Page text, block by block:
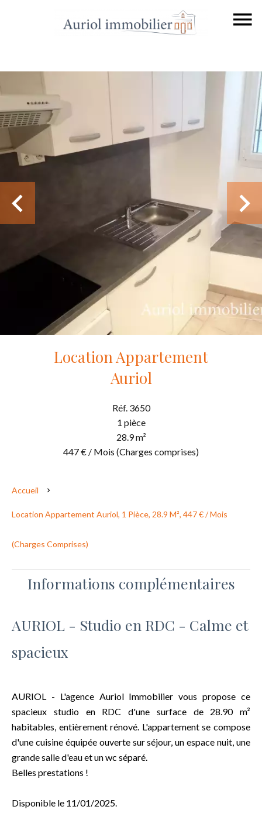
Location Appartement
Auriol
Réf. 3650
1 pièce
28.9 m²
447 € / Mois (Charges comprises)
Accueil
Location Appartement Auriol, 1 Pièce, 28.9 M², 447 € / Mois
(Charges Comprises)
Informations complémentaires
AURIOL - Studio en RDC - Calme et
spacieux
AURIOL - L'agence Auriol Immobilier vous propose ce
spacieux studio en RDC d'une surface de 28.90 m²
habitables, entièrement rénové. L'appartement se compose
d'une cuisine équipée ouverte sur séjour, un espace nuit, une
grande salle d'eau et un wc séparé.
Belles prestations !
Disponible le 11/01/2025.